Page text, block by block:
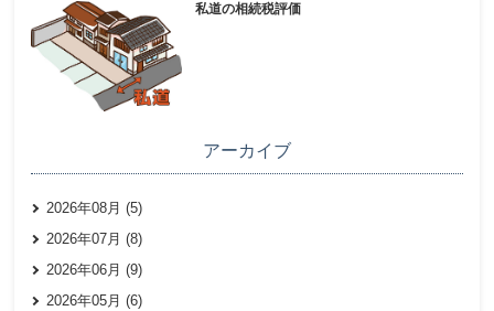
私道の相続税評価
アーカイブ
2026年08月 (5)
2026年07月 (8)
2026年06月 (9)
2026年05月 (6)